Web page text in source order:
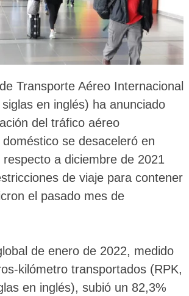
Transporte Aéreo Internacional
en inglés) ha anunciado
del tráfico aéreo
se desaceleró en
a diciembre de 2021
de viaje para contener
el pasado mes de
de enero de 2022, medido
kilómetro transportados (RPK,
en inglés), subió un 82,3%